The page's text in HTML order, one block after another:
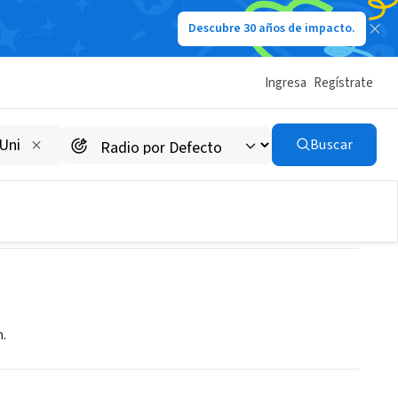
Descubre 30 años de impacto.
Ingresa Regístrate
Buscar